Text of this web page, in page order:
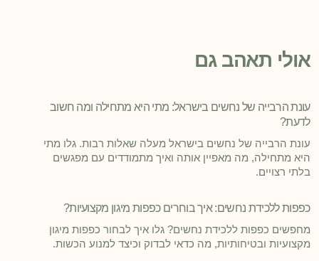
אולי תאהב גם
עונת הרבייה של נחשים בישראל: מתי היא מתחילה ומה חשוב
לדעת?
עונת הרבייה של נחשים בישראל מעלה שאלות רבות. גלו מתי
היא מתחילה, מה מאפיין אותה ואיך מתמודדים עם מפגשים
בלתי רצויים.
כפפות ללכידת נחשים: איך בוחרים כפפות מיגון מקצועיות?
מחפשים כפפות ללכידת נחשים? גלו איך לבחור כפפות מיגון
מקצועיות ובטיחותיות, מה כדאי לבדוק וכיצד למנוע הכשות.